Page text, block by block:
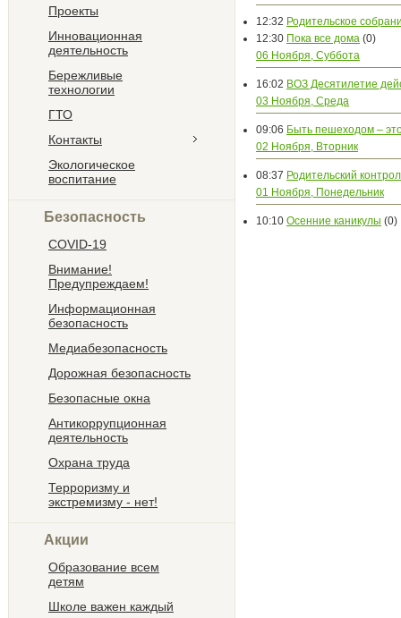
Проекты
Инновационная
деятельность
Бережливые
технологии
ГТО
Контакты
Экологическое
воспитание
Безопасность
COVID-19
Внимание!
Предупреждаем!
Информационная
безопасность
Медиабезопасность
Дорожная безопасность
Безопасные окна
Антикоррупционная
деятельность
Охрана труда
Терроризму и
экстремизму - нет!
Акции
Образование всем
детям
Школе важен каждый
12:32 Родительское
12:30 Пока все дома (0)
06 Ноября, Суббота
16:02 ВОЗ Десятилетие
03 Ноября, Среда
09:06 Быть пешеходом –
02 Ноября, Вторник
08:37 Родительский
01 Ноября, Понедельник
10:10 Осенние каникулы (0)